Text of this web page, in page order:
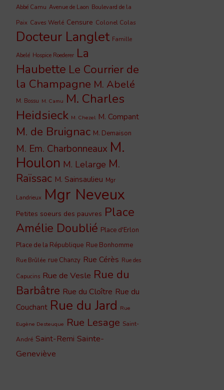
Abbé Camu Avenue de Laon Boulevard de la
Paix Caves Werlé Censure Colonel Colas
Docteur Langlet Famille
Abelé Hospice Roederer La
Haubette Le Courrier de
la Champagne M. Abelé
M. Bossu M. Camu M. Charles
Heidsieck M. Chezel M. Compant
M. de Bruignac M. Demaison
M. Em. Charbonneaux M.
Houlon M. Lelarge M.
Raïssac M. Sainsaulieu Mgr
Landrieux Mgr Neveux
Petites soeurs des pauvres Place
Amélie Doublié Place d'Erlon
Place de la République Rue Bonhomme
Rue Brûlée rue Chanzy Rue Cérès Rue des
Capucins Rue de Vesle Rue du
Barbâtre Rue du Cloître Rue du
Couchant Rue du Jard Rue
Eugène Desteuque Rue Lesage Saint-
André Saint-Remi Sainte-
Geneviève